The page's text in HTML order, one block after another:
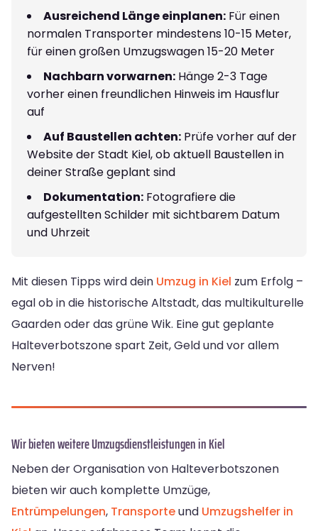
Ausreichend Länge einplanen: Für einen
normalen Transporter mindestens 10-15 Meter,
für einen großen Umzugswagen 15-20 Meter
Nachbarn vorwarnen: Hänge 2-3 Tage
vorher einen freundlichen Hinweis im Hausflur
auf
Auf Baustellen achten: Prüfe vorher auf der
Website der Stadt Kiel, ob aktuell Baustellen in
deiner Straße geplant sind
Dokumentation: Fotografiere die
aufgestellten Schilder mit sichtbarem Datum
und Uhrzeit
Mit diesen Tipps wird dein Umzug in Kiel zum Erfolg –
egal ob in die historische Altstadt, das multikulturelle
Gaarden oder das grüne Wik. Eine gut geplante
Halteverbotszone spart Zeit, Geld und vor allem
Nerven!
Wir bieten weitere Umzugsdienstleistungen in Kiel
Neben der Organisation von Halteverbotszonen
bieten wir auch komplette Umzüge,
Entrümpelungen, Transporteund Umzugshelfer in